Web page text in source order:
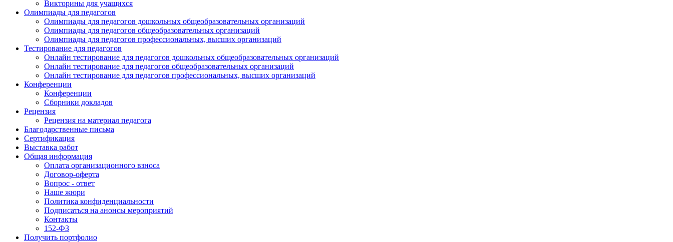
Викторины для учащихся
Олимпиады для педагогов
Олимпиады для педагогов дошкольных общеобразовательных организаций
Олимпиады для педагогов общеобразовательных организаций
Олимпиады для педагогов профессиональных, высших организаций
Тестирование для педагогов
Онлайн тестирование для педагогов дошкольных общеобразовательных организаций
Онлайн тестирование для педагогов общеобразовательных организаций
Онлайн тестирование для педагогов профессиональных, высших организаций
Конференции
Конференции
Сборники докладов
Рецензия
Рецензия на материал педагога
Благодарственные письма
Сертификация
Выставка работ
Общая информация
Оплата организационного взноса
Договор-оферта
Вопрос - ответ
Наше жюри
Политика конфиденциальности
Подписаться на анонсы мероприятий
Контакты
152-ФЗ
Получить портфолио
PRO